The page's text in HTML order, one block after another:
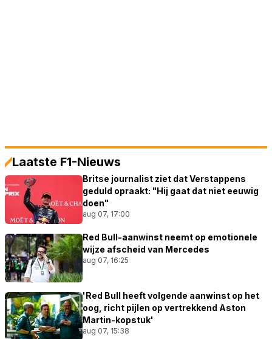
Laatste F1-Nieuws
Britse journalist ziet dat Verstappens
geduld opraakt: "Hij gaat dat niet eeuwig
doen"
aug 07, 17:00
Red Bull-aanwinst neemt op emotionele
wijze afscheid van Mercedes
aug 07, 16:25
'Red Bull heeft volgende aanwinst op het
oog, richt pijlen op vertrekkend Aston
Martin-kopstuk'
aug 07, 15:38